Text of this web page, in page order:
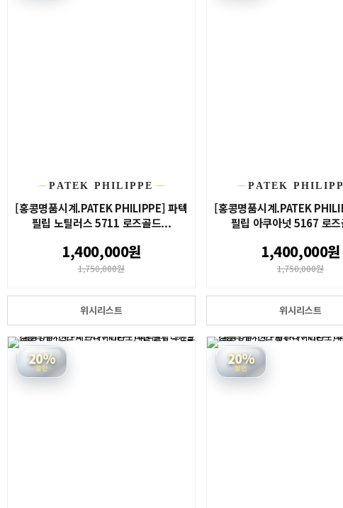
PATEK PHILIPPE
[홍콩명품시계.PATEK PHILIPPE] 파텍
필립 노틸러스 5711 로즈골드...
1,400,000원
1,750,000원
위시리스트
PATEK
[홍콩명품시계.PATEK
필립 아쿠아넛 5167 로
1,400,000원
1,750,000원
위시리스트
20%
할인
20%
할인